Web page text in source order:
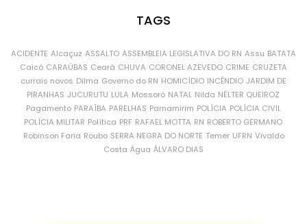
TAGS
ACIDENTE Alcaçuz ASSALTO ASSEMBLEIA LEGISLATIVA DO RN Assu BATATA
Caicó CARAÚBAS Ceará CHUVA CORONEL AZEVEDO CRIME CRUZETA
currais novos Dilma Governo do RN HOMICÍDIO INCÊNDIO JARDIM DE
PIRANHAS JUCURUTU LULA Mossoró NATAL Nilda NÉLTER QUEIROZ
Pagamento PARAÍBA PARELHAS Parnamirim POLÍCIA POLÍCIA CIVIL
POLÍCIA MILITAR Política PRF RAFAEL MOTTA RN ROBERTO GERMANO
Robinson Faria Roubo SERRA NEGRA DO NORTE Temer UFRN Vivaldo
Costa Água ÁLVARO DIAS